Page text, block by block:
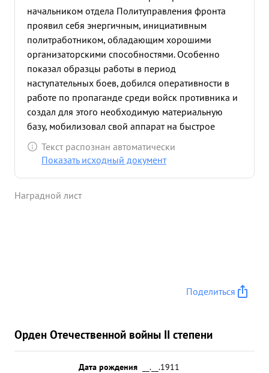
начальником отдела Политуправления фронта
проявил себя энергичным, инициативным
политработником, обладающим хорошими
организаторскими способностями. Особенно
показал образцы работы в период
наступательных боев, добился оперативности в
работе по пропаганде среди войск противника и
создал для этого необходимую материальную
базу, мобилизовал свой аппарат на быстрое
выполнение приказов командования фронта.
Лично сам во время наступательных боев
отделениям по работе среди войск и населения
Текст распознан автоматически
Показать исходный документ
Наградной лист
Поделиться
Орден Отечественной войны II степени
Дата рождения
__.__.1911